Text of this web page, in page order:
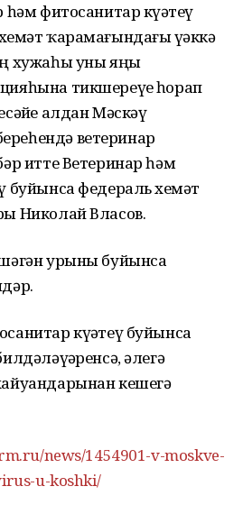
һәм фитосанитар күҙәтеү
ҡарамағындағы үҙәккә
хужаһы уны яңы
тикшереүҙе һорап
алдан Мәскәү
ветеринар
итте Ветеринар һәм
буйынса федераль хеҙмәт
Николай Власов.
урыны буйынса
күҙәтеү буйынса
әлегә
кешегә
news/1454901-v-moskve-
u-koshki/